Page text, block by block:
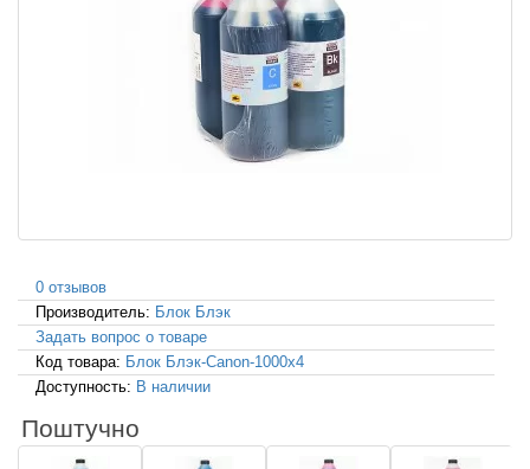
0 отзывов
Производитель: Блок Блэк
Задать вопрос о товаре
Код товара: Блок Блэк-Canon-1000x4
Доступность: В наличии
Поштучно